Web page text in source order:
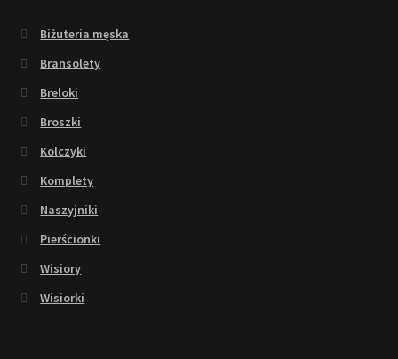
Biżuteria męska
Bransolety
Breloki
Broszki
Kolczyki
Komplety
Naszyjniki
Pierścionki
Wisiory
Wisiorki